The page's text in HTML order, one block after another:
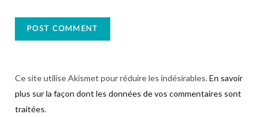
Ce site utilise Akismet pour réduire les indésirables.En savoir
plus sur la façon dont les données de vos commentaires sont
traitées.